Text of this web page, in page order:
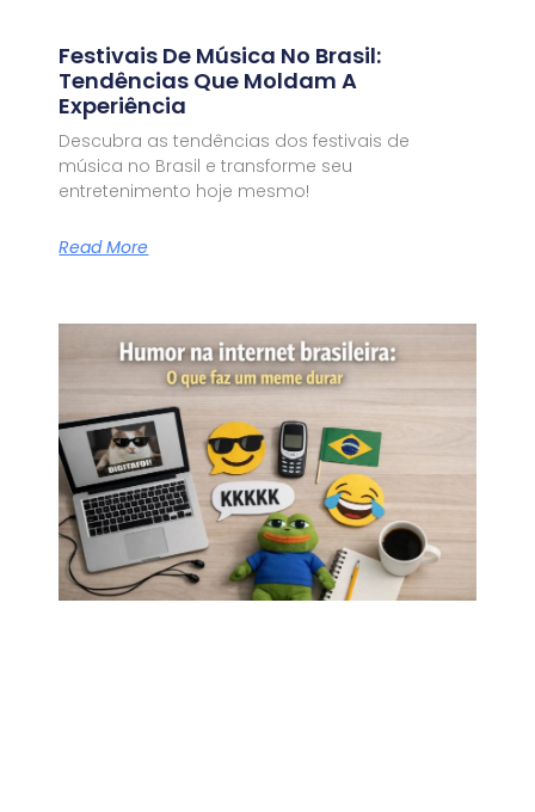
Festivais De Música No Brasil:
Tendências Que Moldam A
Experiência
Descubra as tendências dos festivais de
música no Brasil e transforme seu
entretenimento hoje mesmo!
Read More